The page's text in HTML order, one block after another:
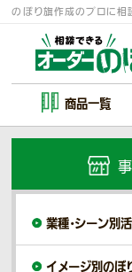
のぼり旗作成のプロに相
商品一覧
業種・シーン別
イメージ別のぼ